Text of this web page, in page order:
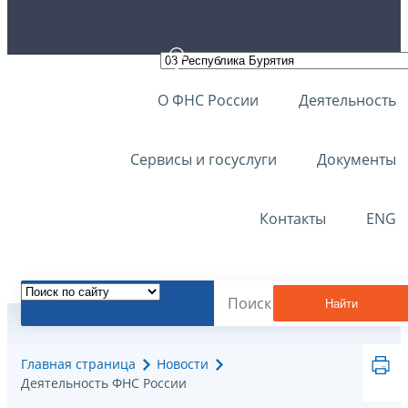
О ФНС России Деятельность
Сервисы и госуслуги Документы
Контакты ENG
Найти
Главная страница
Новости
Деятельность ФНС России